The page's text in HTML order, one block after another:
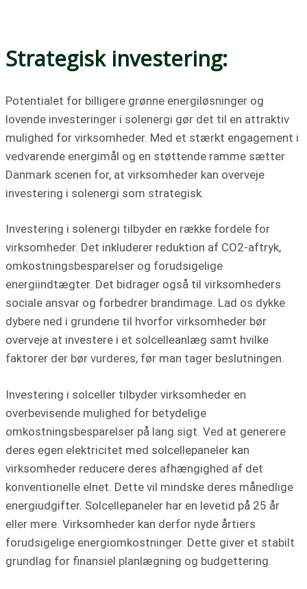
Strategisk investering:
Potentialet for billigere grønne energiløsninger og
lovende investeringer i solenergi gør det til en attraktiv
mulighed for virksomheder. Med et stærkt engagement i
vedvarende energimål og en støttende ramme sætter
Danmark scenen for, at virksomheder kan overveje
investering i solenergi som strategisk.
Investering i solenergi tilbyder en række fordele for
virksomheder. Det inkluderer reduktion af CO2-aftryk,
omkostningsbesparelser og forudsigelige
energiindtægter. Det bidrager også til virksomheders
sociale ansvar og forbedrer brandimage. Lad os dykke
dybere ned i grundene til hvorfor virksomheder bør
overveje at investere i et solcelleanlæg samt hvilke
faktorer der bør vurderes, før man tager beslutningen.
Investering i solceller tilbyder virksomheder en
overbevisende mulighed for betydelige
omkostningsbesparelser på lang sigt. Ved at generere
deres egen elektricitet med solcellepaneler kan
virksomheder reducere deres afhængighed af det
konventionelle elnet. Dette vil mindske deres månedlige
energiudgifter. Solcellepaneler har en levetid på 25 år
eller mere. Virksomheder kan derfor nyde årtiers
forudsigelige energiomkostninger. Dette giver et stabilt
grundlag for finansiel planlægning og budgettering.